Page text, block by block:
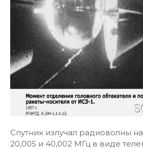
Спутник излучал радиоволны на
20,005 и 40,002 МГц в виде